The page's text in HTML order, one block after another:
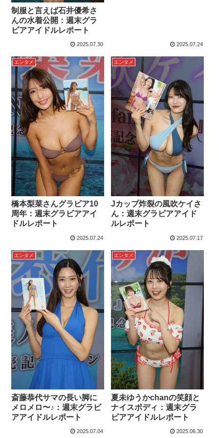
制服と言えば石井優希さ
んの水着公開：週末グラ
ビアアイドルレポート
2025.07.30 2025.07.24
エンタメ
橋本梨菜さんグラビア10
周年：週末グラビアアイ
ドルレポート
2025.07.24
エンタメ
Jカップ炸裂の風吹ケイさ
ん：週末グラビアアイド
ルレポート
2025.07.17
エンタメ
斎藤恭代サマの長い脚に
メロメロ〜♪：週末グラビ
アアイドルレポート
2025.07.04
エンタメ
夏未ゆうかchanの笑顔と
ナイスボディ：週末グラ
ビアアイドルレポート
2025.06.30